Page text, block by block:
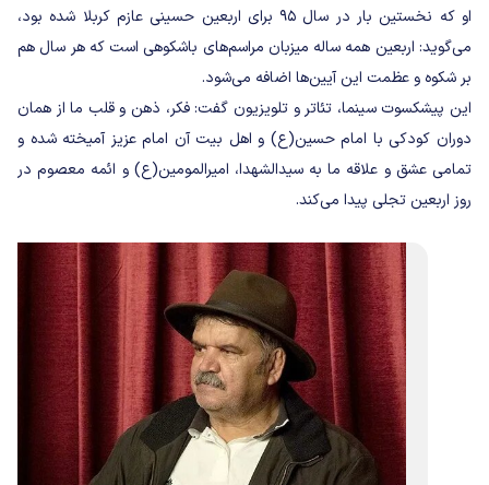
او که نخستین بار در سال ۹۵ برای اربعین حسینی عازم کربلا شده بود،
می‌گوید: اربعین همه ساله میزبان مراسم‌های باشکوهی است که هر سال هم
بر شکوه و عظمت این آیین‌ها اضافه می‌شود.
این پیشکسوت سینما، تئاتر و تلویزیون گفت: فکر، ذهن و قلب ما از همان
دوران کودکی با امام حسین(ع) و اهل بیت آن امام عزیز آمیخته شده و
تمامی عشق و علاقه ما به سیدالشهدا، امیرالمومین(ع) و ائمه معصوم در
روز اربعین تجلی پیدا می‌کند.